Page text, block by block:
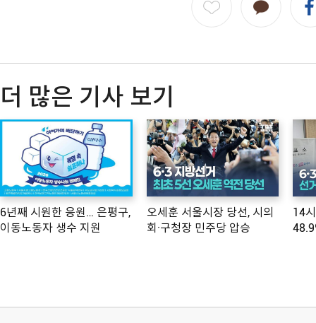
더 많은 기사 보기
6년째 시원한 응원… 은평구,
이동노동자 생수 지원
오세훈 서울시장 당선, 시의
회·구청장 민주당 압승
14